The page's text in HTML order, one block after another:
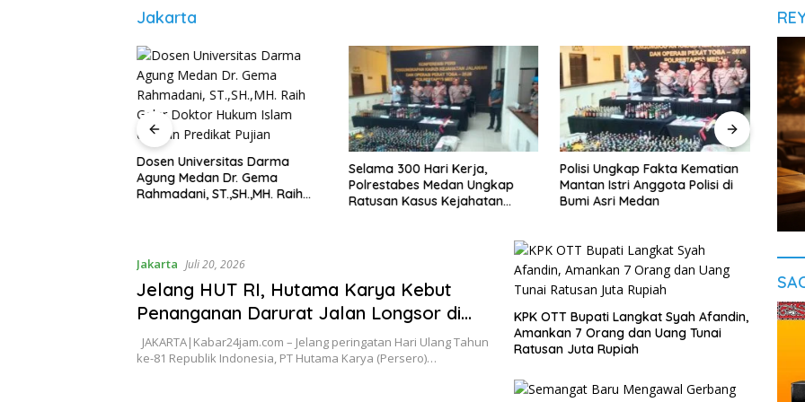
Jakarta
Dosen Universitas Darma
Agung Medan Dr. Gema
Rahmadani, ST.,SH.,MH. Raih
Selama 300 Hari Kerja,
Polrestabes Medan Ungkap
Ratusan Kasus Kejahatan
Polisi Ungkap Fakta Kematian
Mantan Istri Anggota Polisi di
Bumi Asri Medan
Jakarta Juli 20, 2026
Jelang HUT RI, Hutama Karya Kebut
Penanganan Darurat Jalan Longsor di
Aceh dan Sumatera
JAKARTA|Kabar24jam.com – Jelang peringatan Hari Ulang Tahun
ke-81 Republik Indonesia, PT Hutama Karya (Persero)…
‎KPK OTT Bupati Langkat Syah Afandin,
Amankan 7 Orang dan Uang Tunai
Ratusan Juta Rupiah